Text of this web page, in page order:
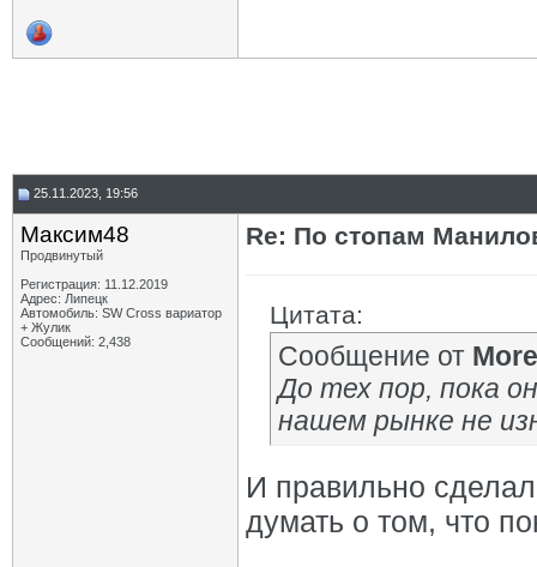
25.11.2023, 19:56
Максим48
Продвинутый
Регистрация: 11.12.2019
Адрес: Липецк
Автомобиль: SW Cross вариатор
+ Жулик
Сообщений: 2,438
Re: По стопам
Цитата:
Сообщение от More
До тех пор, пока
нашем рынке не
И правильно
думать о том, что